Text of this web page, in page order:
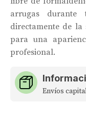
arrugas
directamente de
para una
profesional.
Envíos